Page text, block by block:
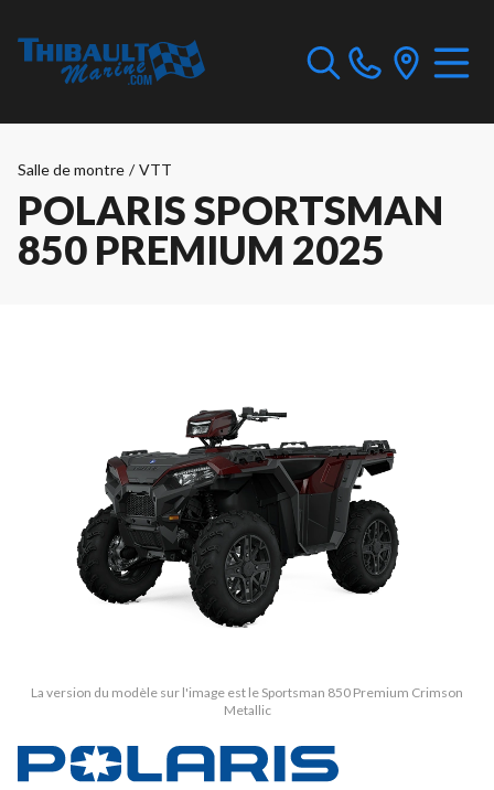
Salle de montre / VTT
POLARIS SPORTSMAN
850 PREMIUM 2025
La version du modèle sur l'image est le Sportsman 850 Premium Crimson
Metallic